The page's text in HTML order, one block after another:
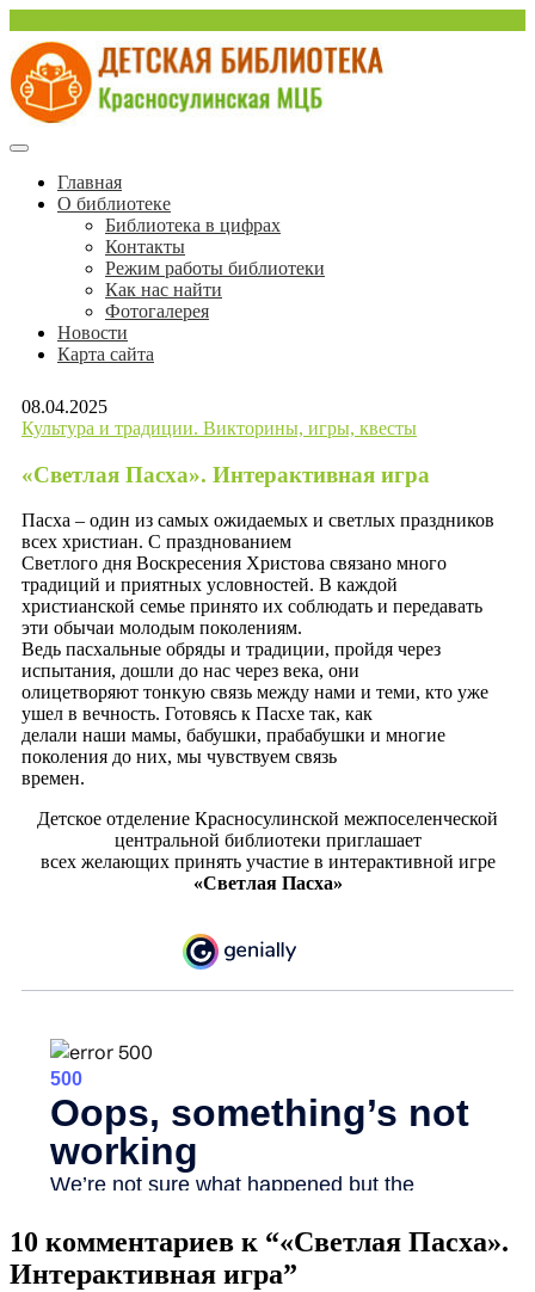
содержимому
Детская библиотека
Красносулинской МЦБ
Красносулинская Детская библиотека
Главная
О библиотеке
Библиотека в цифрах
Контакты
Режим работы библиотеки
Как нас найти
Фотогалерея
Новости
Карта сайта
08.04.2025
Культура и традиции. Викторины, игры, квесты
«Светлая Пасха». Интерактивная игра
Пасха – один из самых ожидаемых и светлых праздников
всех христиан. С празднованием
Светлого дня Воскресения Христова связано много
традиций и приятных условностей. В каждой
христианской семье принято их соблюдать и передавать
эти обычаи молодым поколениям.
Ведь пасхальные обряды и традиции, пройдя через
испытания, дошли до нас через века, они
олицетворяют тонкую связь между нами и теми, кто уже
ушел в вечность. Готовясь к Пасхе так, как
делали наши мамы, бабушки, прабабушки и многие
поколения до них, мы чувствуем связь
времен.
Детское отделение Красносулинской межпоселенческой
центральной библиотеки приглашает
всех желающих принять участие в интерактивной игре
«Светлая Пасха»
10 комментариев к “«Светлая Пасха».
Интерактивная игра”